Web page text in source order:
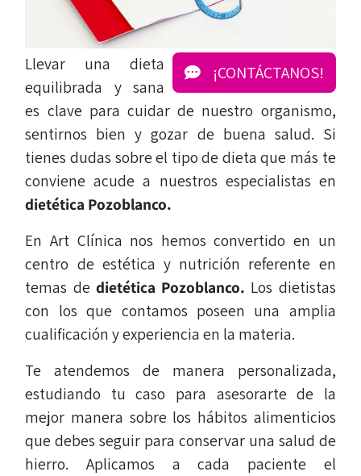
¡CONTÁCTANOS!
Llevar una dieta
equilibrada y sana
es clave para cuidar de nuestro organismo,
sentirnos bien y gozar de buena salud. Si
tienes dudas sobre el tipo de dieta que más te
conviene acude a nuestros especialistas en
dietética Pozoblanco.
En Art Clínica nos hemos convertido en un
centro de estética y nutrición referente en
temas de dietética Pozoblanco. Los dietistas
con los que contamos poseen una amplia
cualificación y experiencia en la materia.
Te atendemos de manera personalizada,
estudiando tu caso para asesorarte de la
mejor manera sobre los hábitos alimenticios
que debes seguir para conservar una salud de
hierro. Aplicamos a cada paciente el